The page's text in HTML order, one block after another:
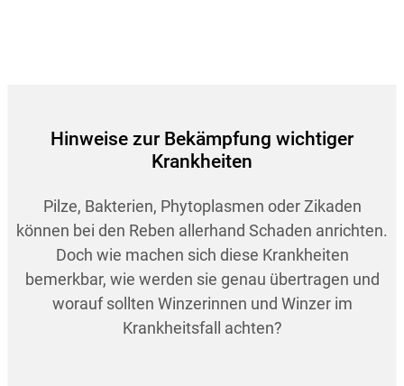
Hinweise zur Bekämpfung wichtiger
Krankheiten
Pilze, Bakterien, Phytoplasmen oder Zikaden
können bei den Reben allerhand Schaden anrichten.
Doch wie machen sich diese Krankheiten
bemerkbar, wie werden sie genau übertragen und
worauf sollten Winzerinnen und Winzer im
Krankheitsfall achten?